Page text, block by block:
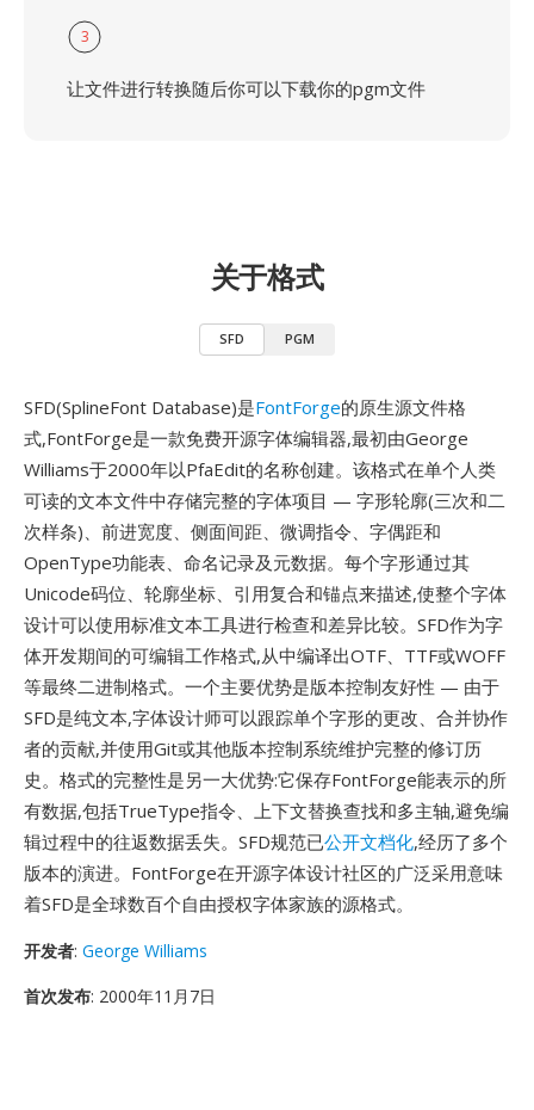
3
让文件进行转换随后你可以下载你的pgm文件
关于格式
SFD PGM
SFD(SplineFont Database)是FontForge的原生源文件格
式,FontForge是一款免费开源字体编辑器,最初由George
Williams于2000年以PfaEdit的名称创建。该格式在单个人类
可读的文本文件中存储完整的字体项目 — 字形轮廓(三次和二
次样条)、前进宽度、侧面间距、微调指令、字偶距和
OpenType功能表、命名记录及元数据。每个字形通过其
Unicode码位、轮廓坐标、引用复合和锚点来描述,使整个字体
设计可以使用标准文本工具进行检查和差异比较。SFD作为字
体开发期间的可编辑工作格式,从中编译出OTF、TTF或WOFF
等最终二进制格式。一个主要优势是版本控制友好性 — 由于
SFD是纯文本,字体设计师可以跟踪单个字形的更改、合并协作
者的贡献,并使用Git或其他版本控制系统维护完整的修订历
史。格式的完整性是另一大优势:它保存FontForge能表示的所
有数据,包括TrueType指令、上下文替换查找和多主轴,避免编
辑过程中的往返数据丢失。SFD规范已公开文档化,经历了多个
版本的演进。FontForge在开源字体设计社区的广泛采用意味
着SFD是全球数百个自由授权字体家族的源格式。
开发者: George Williams
首次发布: 2000年11月7日